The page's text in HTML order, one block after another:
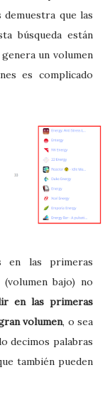
que las
búsqueda están
un volumen
es complicado
en las primeras
bajo) no
en las primeras
volumen, o sea
decimos palabras
también pueden